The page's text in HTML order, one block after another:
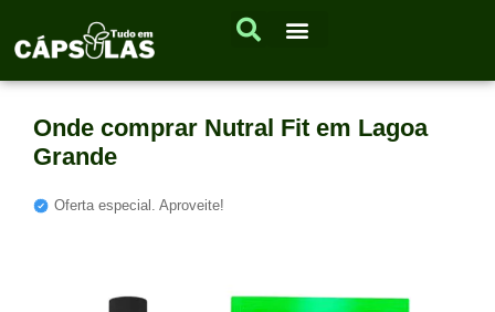
Onde comprar Nutral Fit em Lagoa
Grande
Oferta especial. Aproveite!